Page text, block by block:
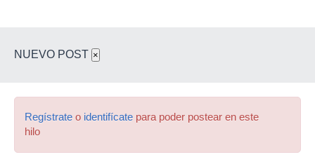
NUEVO POST ×
Regístrate o identifícate para poder postear en este
hilo